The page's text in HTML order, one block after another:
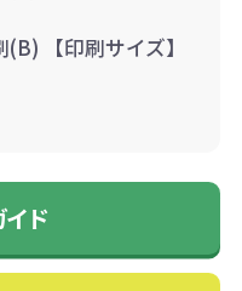
【印刷サイズ】
ド